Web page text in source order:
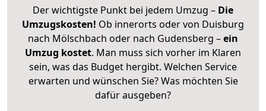
Der wichtigste Punkt bei jedem Umzug – Die
Umzugskosten! Ob innerorts oder von Duisburg
nach Mölschbach oder nach Gudensberg –ein
Umzug kostet. Man muss sich vorher im Klaren
sein, was das Budget hergibt. Welchen Service
erwarten und wünschen Sie? Was möchten Sie
dafür ausgeben?